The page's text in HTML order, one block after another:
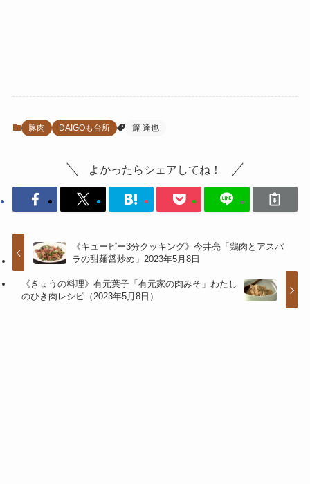
豚肉 DAIGOも台所 簾 達也
よかったらシェアしてね！
《キューピー3分クッキング》今井亮「鶏肉とアスパ
ラの甜麺醤炒め」2023年5月8日
《きょうの料理》有元葉子「有元家の肉みそ」わたし
のひき肉レシピ（2023年5月8日）